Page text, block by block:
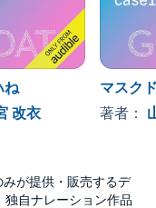
ね
改衣
マスク
著者：
みが提供・販売するデ
独自ナレーション作品